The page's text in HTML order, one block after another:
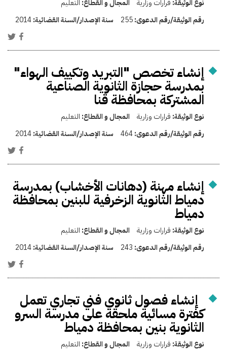
نوع الوثيقة: قرارات وزارية المجال و القطاع: التعليم
رقم الوثيقة/رقم الدعوى:255 سنة الإصدار/السنة القضائية:2014
إنشاء تخصص "التبريد وتكييف الهواء"
بمدرسة حجازة الثانوية الصناعية
المشتركة بمحافظة قنا
نوع الوثيقة: قرارات وزارية المجال و القطاع: التعليم
رقم الوثيقة/رقم الدعوى:464 سنة الإصدار/السنة القضائية:2014
إنشاء مهنة (دهانات الأخشاب) بمدرسة
دمياط الثانوية الزخرفية للبنين بمحافظة
دمياط
نوع الوثيقة: قرارات وزارية المجال و القطاع: التعليم
رقم الوثيقة/رقم الدعوى: 243 سنة الإصدار/السنة القضائية:2014
إنشاء فصول ثانوي فني تجاري تعمل
كفترة مسائية ملحقة على مدرسة السرو
الثانوية بنين بمحافظة دمياط
نوع الوثيقة: قرارات وزارية المجال و القطاع: التعليم